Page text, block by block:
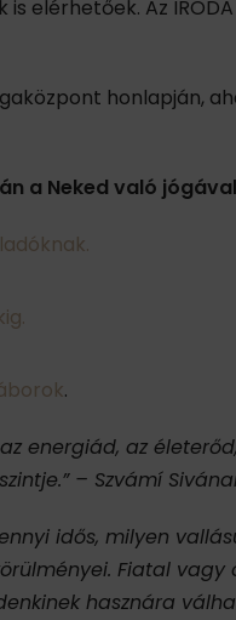
elérhetőek. Az IRODA
honlapján,
a Neked való
.
energiád, az
– Szvámí
idős, milyen
Fiatal vagy
hasznára